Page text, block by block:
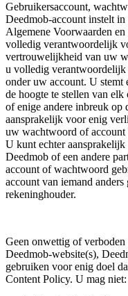
Gebruikersaccount,
Deedmob-account instelt
Algemene Voorwaarden
volledig verantwoordelijk
vertrouwelijkheid van uw
u volledig
onder uw account. U
de hoogte te stellen van
of enige andere inbreuk op
aansprakelijk voor enig
uw wachtwoord of account
U kunt echter
Deedmob of een andere
account of wachtwoord
account van iemand
rekeninghouder.
Geen onwettig of
Deedmob-website(s),
gebruiken voor enig doel
Content Policy. U mag niet: